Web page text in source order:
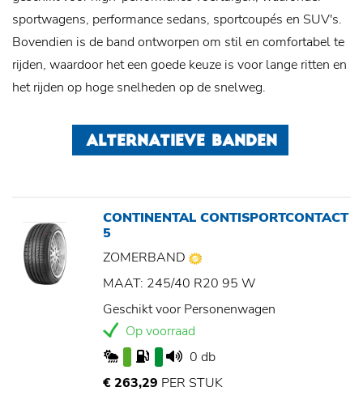
sportwagens, performance sedans, sportcoupés en SUV's.
Bovendien is de band ontworpen om stil en comfortabel te
rijden, waardoor het een goede keuze is voor lange ritten en
het rijden op hoge snelheden op de snelweg.
ALTERNATIEVE BANDEN
CONTINENTAL CONTISPORTCONTACT
5
ZOMERBAND
MAAT: 245/40 R20 95 W
Geschikt voor Personenwagen
Op voorraad
0 db
€ 263,29 PER STUK